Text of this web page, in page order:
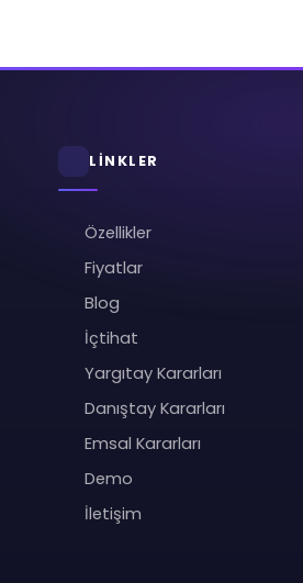
LİNKLER
Özellikler
Fiyatlar
Blog
İçtihat
Yargıtay Kararları
Danıştay Kararları
Emsal Kararları
Demo
İletişim